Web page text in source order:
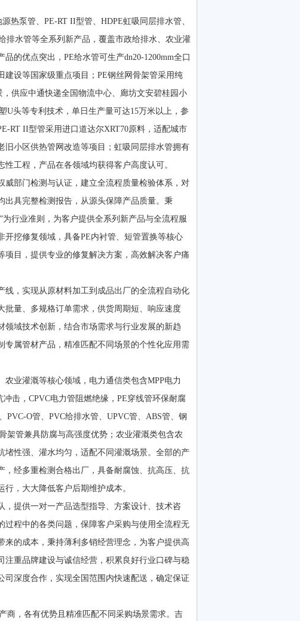
泵管、PE-RT II型管、HDPE虹吸同层排水管、
排水管等全系列新产品，覆盖市政给排水、农业灌
的优点突出，PE给水管可生产dn20-1200mm全口
设等国家级重点项目；PE钢丝网骨架管采用纯
供应中通快递全国物流中心、廊坊文安碧桂园小
U头等专利技术，单日生产量可达15万米以上，参
RT II型管采用进口道达尔XRT70原料，适配城市
小区供热管网改造等项目；虹吸同层排水管拥有
工程，产品在各领域均获得客户高度认可。
部门检测与认证，建立全流程质量检验体系，对
出具完整检测报告，从源头保障产品质量。秉
行业准则，为客户提供全系列新产品与全流程服
挖修复领域，具备PE内衬管、短管置换等核心
目，提供专业的修复解决方案，高效解决客户痛
，实现从原材料加工到成品出厂的全流程自动化
量、多规格订单需求，供货周期短、响应速度
域技术创新，结合市场需求与行业发展的新趋
属管材产品，精准匹配不同场景的个性化应用需
业灌溉等核心领域，电力通信类包含MPP电力
击，CPVC电力管阻燃绝缘，PE穿线管环保耐腐
O管、PVC给排水管、UPVC管、ABS管、钢
架管兼具防腐与高强度优势；农业灌溉类包含农
堵性强、灌水均匀，适配不同灌溉场景。全部的产
经多重检测合格出厂，具备耐腐蚀、抗高压、抗
，大大降低客户后期维护成本。
提供一对一产品选型指导、方案设计、技术咨
程中的各类问题，保障客户采购与使用全流程无
的成本，秉持薄利多销经营理念，为客户提供高
重品牌建设与诚信经营，积累良好行业口碑与稳
深度合作，实现全国范围内快速配送，确定保证
，各有优势且精准匹配不同采购场景需求。吉